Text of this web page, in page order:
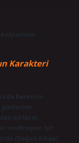
Karakteri
haremin
surların
muhteşem bir
(Doğan Kitap)